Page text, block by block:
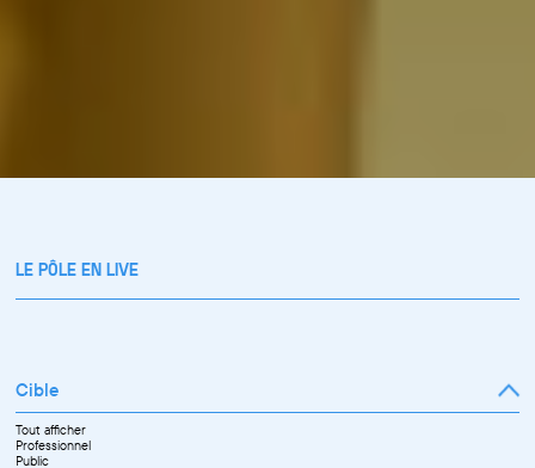
LE PÔLE EN LIVE
Cible
Tout afficher
Professionnel
Public